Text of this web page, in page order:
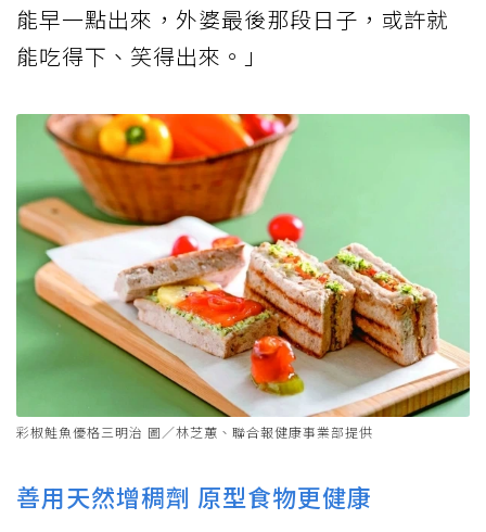
能早一點出來，外婆最後那段日子，或許就
能吃得下、笑得出來。」
彩椒鮭魚優格三明治 圖／林芝蕙、聯合報健康事業部提供
善用天然增稠劑 原型食物更健康